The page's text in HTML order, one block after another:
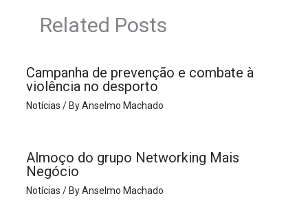
Related Posts
Campanha de prevenção e combate à
violência no desporto
Notícias / ByAnselmo Machado
Almoço do grupo Networking Mais
Negócio
Notícias / ByAnselmo Machado